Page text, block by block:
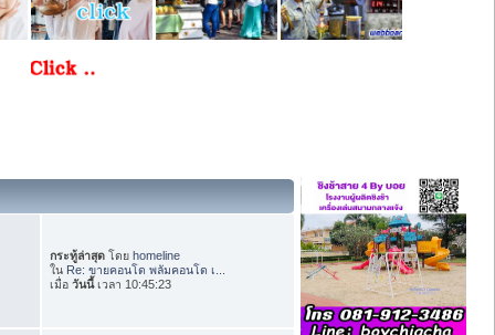
กระทู้ล่าสุด โดยhomeline
ใน Re: ขายคอนโด พลัมคอนโด เ...
เมื่อวันนี้เวลา 10:45:23